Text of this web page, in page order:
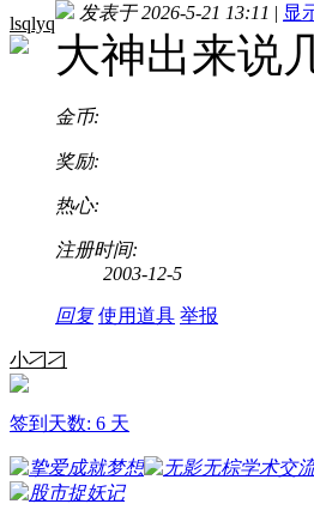
lsqlyq
发表于 2026-5-21 13:11 | 显
大神出来说
金币:
奖励:
热心:
注册时间:
2003-12-5
回复 使用道具 举报
小刁刁
签到天数: 6 天